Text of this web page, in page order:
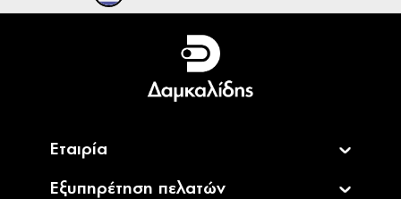
Ελληνικά
English
Εταιρία
Εξυπηρέτηση πελατών